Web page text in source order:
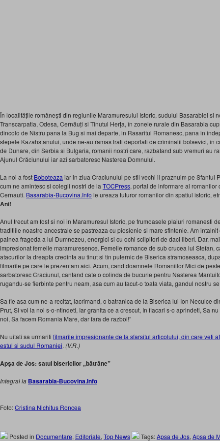
În localitățile românești din regiunile Maramuresului Istoric, sudului Basarabiei si
Transcarpatia, Odesa, Cernăuți si Tinutul Herța, în zonele rurale din Basarabia
dincolo de Nistru pana la Bug si mai departe, in Rasaritul Romanesc, pana in
stepele Kazahstanului, unde ne-au ramas frati deportati de criminalii bolsevici, in
de Dunare, din Serbia si Bulgaria, romanii nostri care, razbatand sub vremuri au
Ajunul Crăciunului iar azi sarbatoresc Nasterea Domnului.
La noi a fost Boboteaza iar in ziua Craciunului pe stil vechi il praznuim pe Sfantul
cum ne amintesc si colegii nostri de la TOCPress, portal de informare al romanilor
Cernauti. Basarabia-Bucovina.Info le ureaza tuturor romanilor din spatiul istoric,
Ani!
Anul trecut am fost si noi in Maramuresul Istoric, pe frumoasele plaiuri romanesti
traditiile noastre ancestrale se pastreaza cu piosienie si mare sfintenie. Am
painea frageda a lui Dumnezeu, energici si cu ochi sclipitori de daci liberi. Dar,
impresionat femeile maramuresence. Femeile romance de sub crucea lui Stefan,
atacurilor la dreapta credinta au tinut si tin puternic de Biserica stramoseasca,
filmarile pe care le prezentam aici. Acum, cand doamnele Romaniilor Mici de
sarbatoresc Craciunul, cantand cate o colinda de bucurie pentru Nasterea
rugandu-se fierbinte pentru neam, asa cum au facut-o toata viata, gandul nostru
Sa fie asa cum ne-a recitat, lacrimand, o batranica de la Biserica lui Ion Neculce
Prut, Si voi la noi s-o-ntindeti, Iar granita ce a crescut, In flacari s-o aprindeti, Sa
noi, Sa facem Romania Mare, dar fara de razboi!”
Nu uitati sa urmariti filmarile impresionante de la sfarsitul articolului, din care veti
estul si sudul Romaniei. (V.R.)
Apşa de Jos: satul bisericilor „bătrâne”
Integral la Basarabia-Bucovina.Info
Foto:Cristina Nichitus Roncea
Posted in Documentare, Editoriale, Top News Tags:Apsa de Jos, Apsa de